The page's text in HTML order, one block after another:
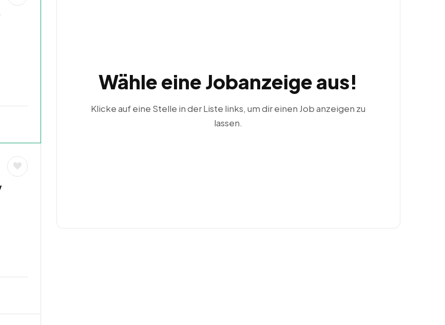
Wähle eine Jobanzeige aus!
Klicke auf eine Stelle in der Liste links, um dir einen Job anzeigen zu
lassen.